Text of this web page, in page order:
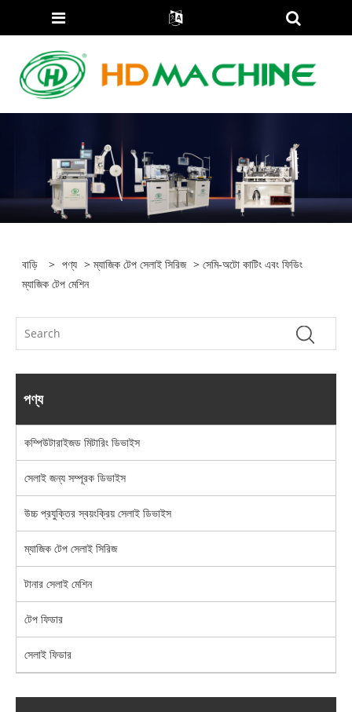
বাড়ি > পণ্য >ম্যাজিক টেপ সেলাই সিরিজ > সেমি-অটো কাটিং এবং ফিডিং
ম্যাজিক টেপ মেশিন
পণ্য
কম্পিউটারাইজড মিটারিং ডিভাইস
সেলাই জন্য সম্পূরক ডিভাইস
উচ্চ প্রযুক্তির স্বয়ংক্রিয় সেলাই ডিভাইস
ম্যাজিক টেপ সেলাই সিরিজ
টানার সেলাই মেশিন
টেপ ফিডার
সেলাই ফিডার